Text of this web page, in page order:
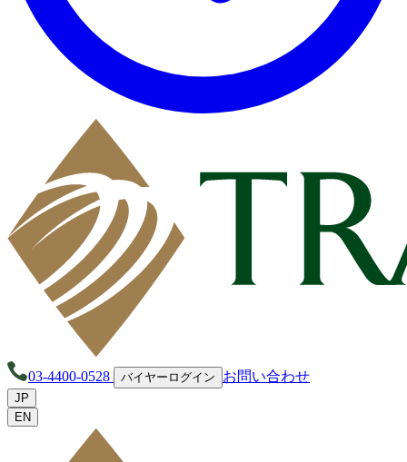
03-4400-0528 バイヤーログイン お問い合わせ
JP
EN